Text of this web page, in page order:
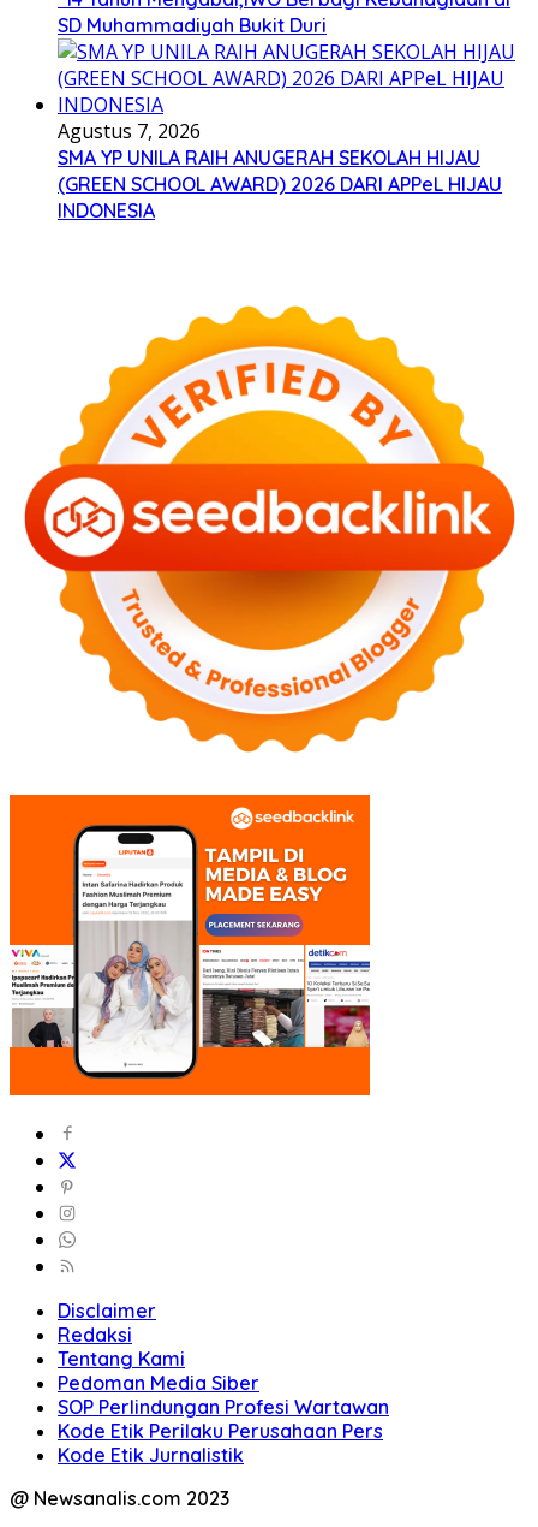
SD Muhammadiyah Bukit Duri
Agustus 7, 2026
SMA YP UNILA RAIH ANUGERAH SEKOLAH HIJAU
(GREEN SCHOOL AWARD) 2026 DARI APPeL HIJAU
INDONESIA
Disclaimer
Redaksi
Tentang Kami
Pedoman Media Siber
SOP Perlindungan Profesi Wartawan
Kode Etik Perilaku Perusahaan Pers
Kode Etik Jurnalistik
@ Newsanalis.com 2023